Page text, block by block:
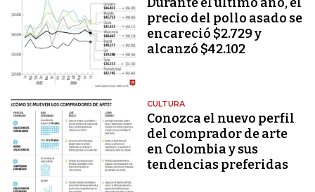
precio del pollo asado se
encareció $2.729 y
alcanzó $42.102
CULTURA
Conozca el nuevo perfil
del comprador de arte
en Colombia y sus
tendencias preferidas